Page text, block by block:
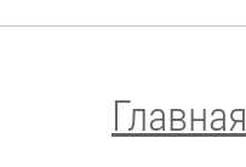
Главная